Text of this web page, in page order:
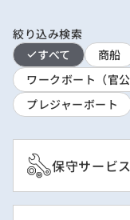
絞り込み検索
すべて
商船
ワークボート（官
プレジャーボート
保守サービ